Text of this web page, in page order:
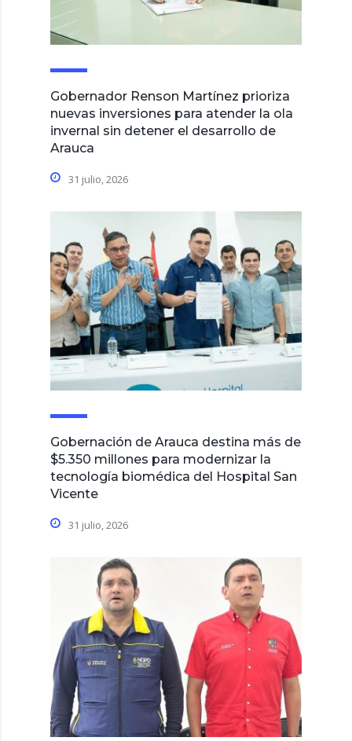
Gobernador Renson Martínez prioriza
nuevas inversiones para atender la ola
invernal sin detener el desarrollo de
Arauca
31 julio, 2026
Gobernación de Arauca destina más de
$5.350 millones para modernizar la
tecnología biomédica del Hospital San
Vicente
31 julio, 2026